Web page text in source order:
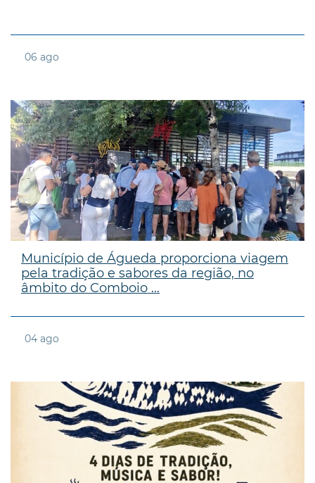
06 ago
Município de Águeda proporciona viagem
pela tradição e sabores da região, no
âmbito do Comboio ...
04 ago